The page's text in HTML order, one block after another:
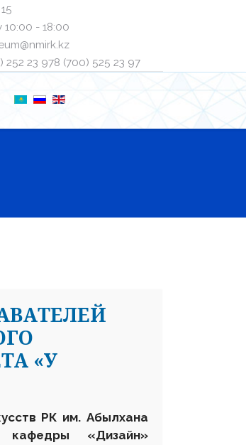
- 18:00
252 23 97ㅤㅤ8 (700) 525 23 97
«У
РК им. Абылхана
кафедры «Дизайн»